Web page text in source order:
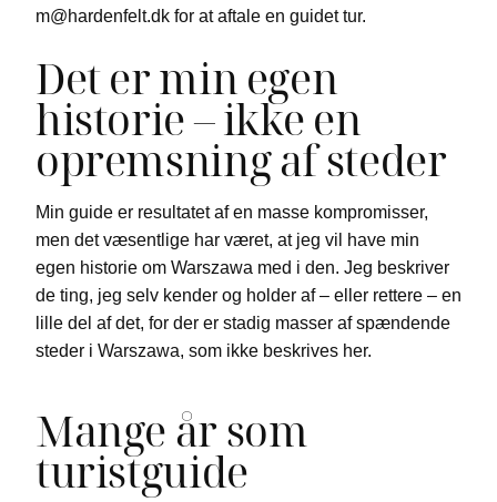
m@hardenfelt.dk for at aftale en guidet tur.
Det er min egen
historie – ikke en
opremsning af steder
Min guide er resultatet af en masse kompromisser,
men det væsentlige har været, at jeg vil have min
egen historie om Warszawa med i den. Jeg beskriver
de ting, jeg selv kender og holder af – eller rettere – en
lille del af det, for der er stadig masser af spændende
steder i Warszawa, som ikke beskrives her.
Mange år som
turistguide